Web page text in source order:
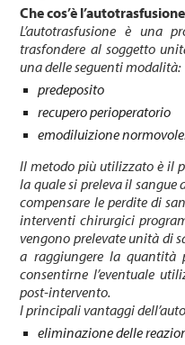
Che cos’è
L’autotrasfusione è una
trasfondere al soggetto
una delle seguenti modalità:
predeposito
recupero perioperatorio
emodiluizione
Il metodo più utilizzato è il
la quale si preleva il sangue
compensare le perdite di
interventi chirurgici
vengono prelevate unità di
a raggiungere la quantità
consentirne l’eventuale
post-intervento.
I principali vantaggi
eliminazione delle